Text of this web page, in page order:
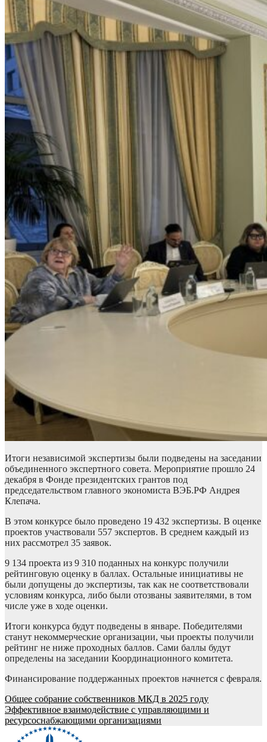
Итоги независимой экспертизы были подведены на заседании
объединенного экспертного совета. Мероприятие прошло 24
декабря в Фонде президентских грантов под
председательством главного экономиста ВЭБ.РФ Андрея
Клепача.
В этом конкурсе было проведено 19 432 экспертизы. В оценке
проектов участвовали 557 экспертов. В среднем каждый из
них рассмотрел 35 заявок.
9 134 проекта из 9 310 поданных на конкурс получили
рейтинговую оценку в баллах. Остальные инициативы не
были допущены до экспертизы, так как не соответствовали
условиям конкурса, либо были отозваны заявителями, в том
числе уже в ходе оценки.
Итоги конкурса будут подведены в январе. Победителями
станут некоммерческие организации, чьи проекты получили
рейтинг не ниже проходных баллов. Сами баллы будут
определены на заседании Координационного комитета.
Финансирование поддержанных проектов начнется с февраля.
Навигация
по
записям
Общее собрание собственников МКД в 2025 году
Эффективное взаимодействие с управляющими и
ресурсоснабжающими организациями